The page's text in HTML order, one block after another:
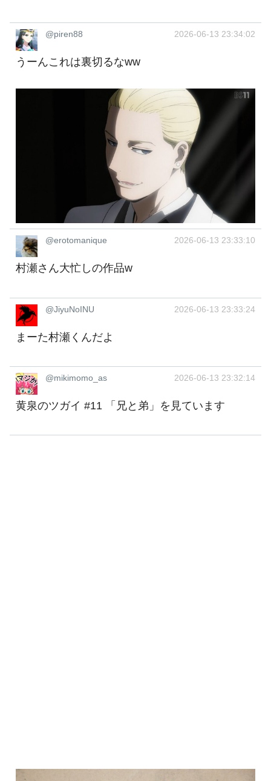
@piren88 2026-06-13 23:34:02
うーんこれは裏切るなww
@erotomanique 2026-06-13 23:33:10
村瀬さん大忙しの作品w
@JiyuNoINU 2026-06-13 23:33:24
まーた村瀬くんだよ
@mikimomo_as 2026-06-13 23:32:14
黄泉のツガイ #11 「兄と弟」を見ています